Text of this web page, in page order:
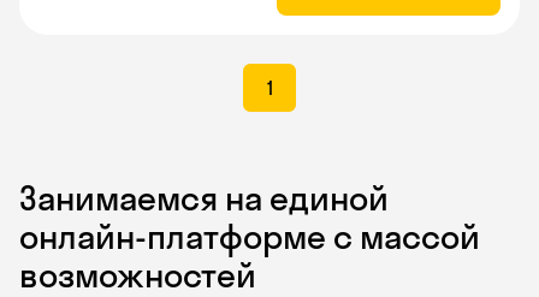
1
Занимаемся на единой
онлайн-платформе с массой
возможностей